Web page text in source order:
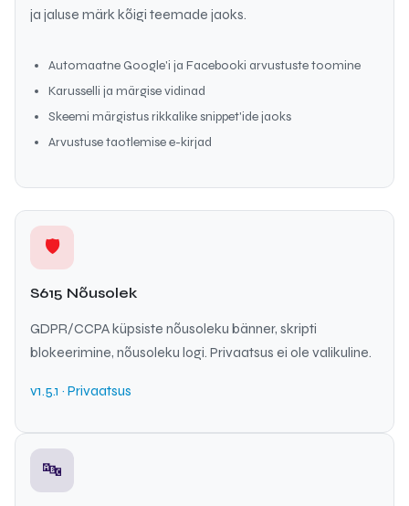
ja jaluse märk kõigi teemade jaoks.
Automaatne Google'i ja Facebooki arvustuste toomine
Karusselli ja märgise vidinad
Skeemi märgistus rikkalike snippet'ide jaoks
Arvustuse taotlemise e-kirjad
🛡
S615 Nõusolek
GDPR/CCPA küpsiste nõusoleku bänner, skripti
blokeerimine, nõusoleku logi. Privaatsus ei ole valikuline.
v1.5.1 · Privaatsus
🔤